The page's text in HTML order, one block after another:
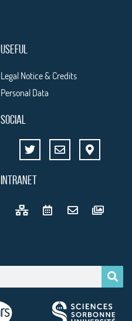
USEFUL
Legal Notice & Credits
Personal Data
SOCIAL
INTRANET